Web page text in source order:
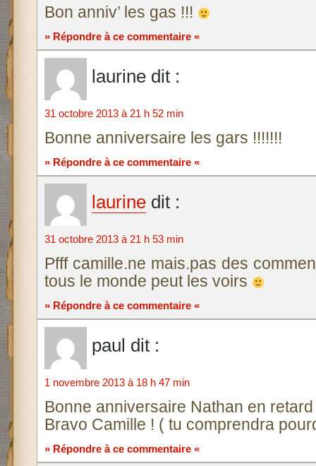
Bon anniv’ les gas !!!
» Répondre à ce commentaire «
laurine dit :
31 octobre 2013 à 21 h 52 min
Bonne anniversaire les gars !!!!!!!
» Répondre à ce commentaire «
laurine dit :
31 octobre 2013 à 21 h 53 min
Pfff camille.ne mais.pas des
tous le monde peut les voirs
» Répondre à ce commentaire «
paul dit :
1 novembre 2013 à 18 h 47 min
Bonne anniversaire Nathan en
Bravo Camille ! ( tu comprendra
» Répondre à ce commentaire «